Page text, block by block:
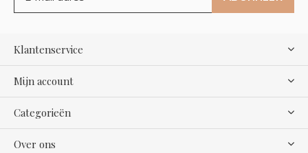
Klantenservice
Mijn account
Categorieën
Over ons